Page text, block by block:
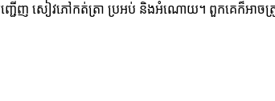
ជើញ សៀវភៅកត់ត្រា ប្រអប់ និងអំណោយ។ ពួកគេក៏អាចត្